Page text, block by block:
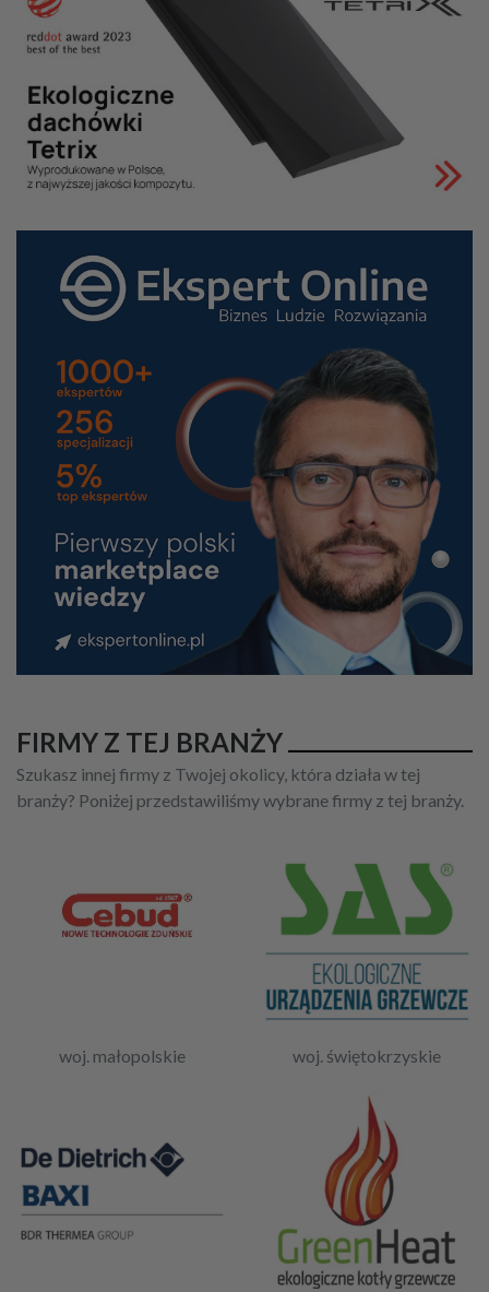
FIRMY Z TEJ BRANŻY
Szukasz innej firmy z Twojej okolicy, która działa w tej
branży? Poniżej przedstawiliśmy wybrane firmy z tej branży.
woj. małopolskie woj. świętokrzyskie